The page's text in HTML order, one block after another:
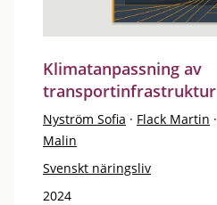
Klimatanpassning av
transportinfrastruktur
Nyström Sofia · Flack Martin ·
Malin
Svenskt näringsliv
2024